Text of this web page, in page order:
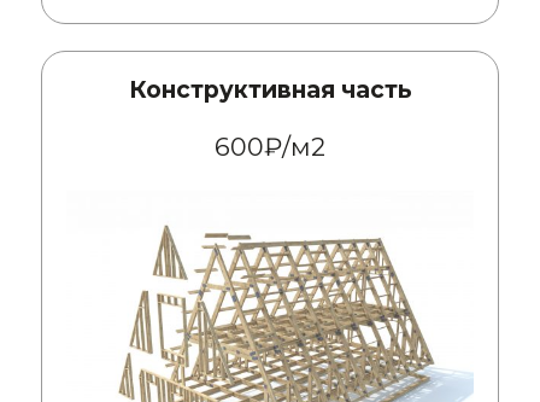
Конструктивная часть
600₽/м2